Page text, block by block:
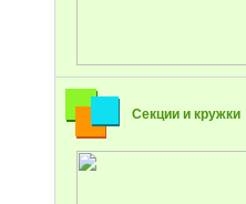
Секции и кружки